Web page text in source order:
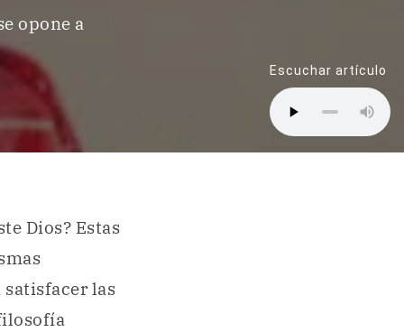
opone a
Escuchar artículo
Dios? Estas
satisfacer las